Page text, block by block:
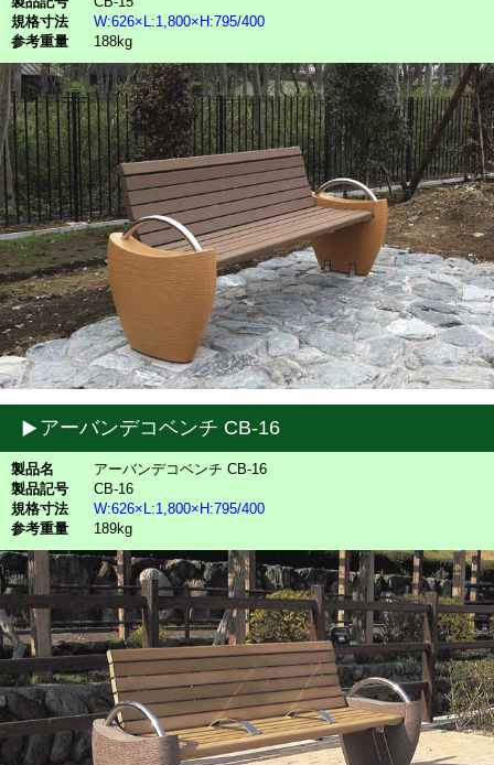
規格寸法
W:626×L:1,800×H:795/400
参考重量
188kg
アーバンデコベンチ CB-16
製品名
アーバンデコベンチ CB-16
製品記号
CB-16
規格寸法
W:626×L:1,800×H:795/400
参考重量
189kg